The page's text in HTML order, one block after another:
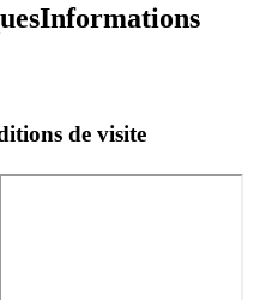
Informations
de visite